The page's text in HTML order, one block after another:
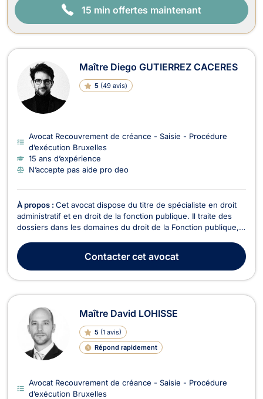
15 min offertes maintenant
Maître Diego GUTIERREZ CACERES
5 (49 avis)
Avocat Recouvrement de créance - Saisie - Procédure
d’exécution Bruxelles
15 ans d’expérience
N’accepte pas aide pro deo
À propos : Cet avocat dispose du titre de spécialiste en droit
administratif et en droit de la fonction publique. Il traite des
dossiers dans les domaines du droit de la Fonction publique,
(statutaires/contractuels, personnel fédéral,
région/communauté/OIP, communal, police/zones de secou...
Contactercet avocat
Maître David LOHISSE
5 (1 avis)
Répond rapidement
Avocat Recouvrement de créance - Saisie - Procédure
d’exécution Bruxelles